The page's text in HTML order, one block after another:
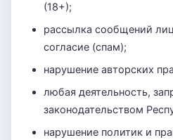
(18+);
рассылка сообщений
согласие (спам);
нарушение авторских
любая деятельность,
законодательством
нарушение политик и